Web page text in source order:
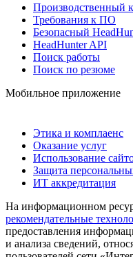
Производственный
Требования к ПО
Безопасный
HeadHunter API
Поиск работы
Поиск по резюме
Мобильное приложение
Этика и комплаенс
Оказание услуг
Использование
Защита
ИТ аккредитация
На информационном
рекомендательные
предоставления
и анализа сведений,